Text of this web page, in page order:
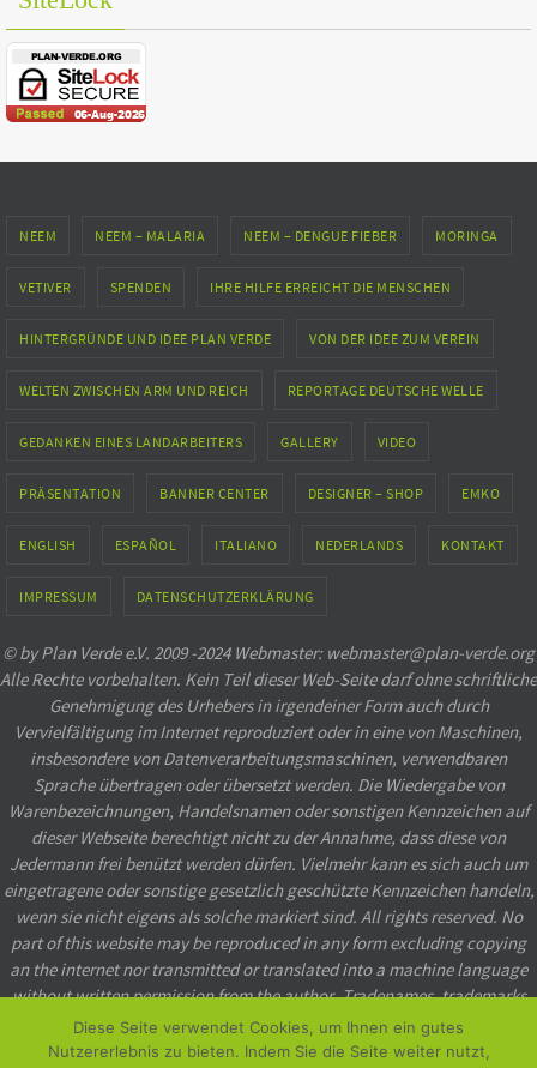
NEEM NEEM – MALARIA NEEM – DENGUE FIEBER MORINGA
VETIVER SPENDEN IHRE HILFE ERREICHT DIE MENSCHEN
HINTERGRÜNDE UND IDEE PLAN VERDE VON DER IDEE ZUM VEREIN
WELTEN ZWISCHEN ARM UND REICH REPORTAGE DEUTSCHE WELLE
GEDANKEN EINES LANDARBEITERS GALLERY VIDEO
PRÄSENTATION BANNER CENTER DESIGNER – SHOP EMKO
ENGLISH ESPAÑOL ITALIANO NEDERLANDS KONTAKT
IMPRESSUM DATENSCHUTZERKLÄRUNG
© by Plan Verde e.V. 2009 -2024 Webmaster: webmaster@plan-verde.org
Alle Rechte vorbehalten. Kein Teil dieser Web-Seite darf ohne schriftliche
Genehmigung des Urhebers in irgendeiner Form auch durch
Vervielfältigung im Internet reproduziert oder in eine von Maschinen,
insbesondere von Datenverarbeitungsmaschinen, verwendbaren
Sprache übertragen oder übersetzt werden. Die Wiedergabe von
Warenbezeichnungen, Handelsnamen oder sonstigen Kennzeichen auf
dieser Webseite berechtigt nicht zu der Annahme, dass diese von
Jedermann frei benützt werden dürfen. Vielmehr kann es sich auch um
eingetragene oder sonstige gesetzlich geschützte Kennzeichen handeln,
wenn sie nicht eigens als solche markiert sind. All rights reserved. No
part of this website may be reproduced in any form excluding copying
an the internet nor transmitted or translated into a machine language
without written permission from the author. Tradenames, trademarks
etc. used in this website even when not specially marked as such, may
not be considered unprotected by law.
Diese Seite verwendet Cookies, um Ihnen ein gutes
Nutzererlebnis zu bieten. Indem Sie die Seite weiter nutzt,